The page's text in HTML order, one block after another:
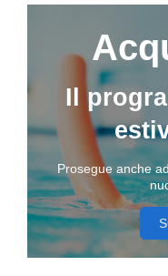
Il
Prosegue anche